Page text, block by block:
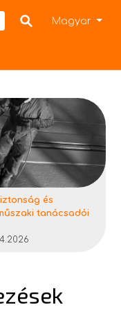
Magyar
és
tanácsadói